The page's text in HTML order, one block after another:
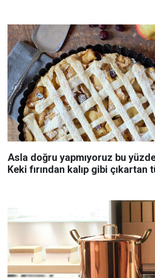
Asla doğru yapmıyoruz bu
Keki fırından kalıp gibi çıkartan